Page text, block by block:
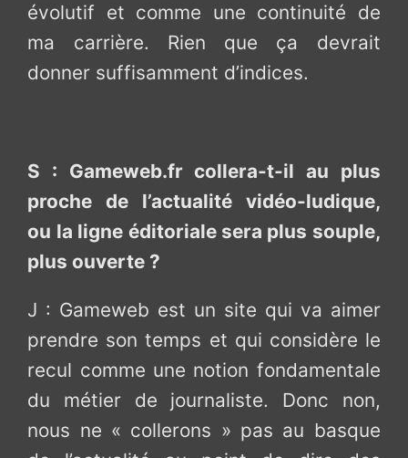
évolutif et comme une continuité de
ma carrière. Rien que ça devrait
donner suffisamment d’indices.
S : Gameweb.fr collera-t-il au plus
proche de l’actualité vidéo-ludique,
ou la ligne éditoriale sera plus souple,
plus ouverte ?
J : Gameweb est un site qui va aimer
prendre son temps et qui considère le
recul comme une notion fondamentale
du métier de journaliste. Donc non,
nous ne « collerons » pas au basque